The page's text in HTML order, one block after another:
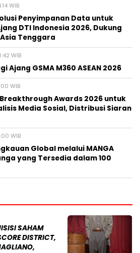
WIB
Penyimpanan Data untuk
DTI Indonesia 2026, Dukung
Tenggara
WIB
Ajang GSMA M360 ASEAN 2026
WIB
Awards 2026 untuk
Media Sosial, Distribusi Siaran
WIB
Global melalui MANGA
yang Tersedia dalam 100
SAHAM
DISTRICT,